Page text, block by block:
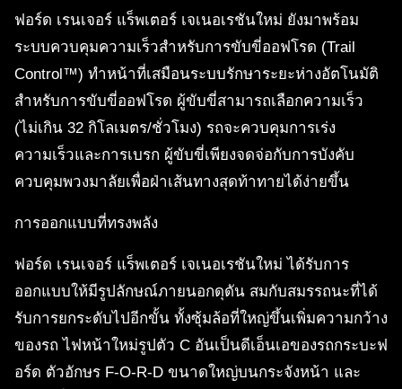
ฟอร์ด เรนเจอร์ แร็พเตอร์ เจเนอเรชันใหม่ ยังมาพร้อม
ระบบควบคุมความเร็วสำหรับการขับขี่ออฟโรด (Trail
Control™) ทำหน้าที่เสมือนระบบรักษาระยะห่างอัตโนมัติ
สำหรับการขับขี่ออฟโรด ผู้ขับขี่สามารถเลือกความเร็ว
(ไม่เกิน 32 กิโลเมตร/ชั่วโมง) รถจะควบคุมการเร่ง
ความเร็วและการเบรก ผู้ขับขี่เพียงจดจ่อกับการบังคับ
ควบคุมพวงมาลัยเพื่อฝ่าเส้นทางสุดท้าทายได้ง่ายขึ้น
การออกแบบที่ทรงพลัง
ฟอร์ด เรนเจอร์ แร็พเตอร์ เจเนอเรชันใหม่ ได้รับการ
ออกแบบให้มีรูปลักษณ์ภายนอกดุดัน สมกับสมรรถนะที่ได้
รับการยกระดับไปอีกขั้น ทั้งซุ้มล้อที่ใหญ่ขึ้นเพิ่มความกว้าง
ของรถ ไฟหน้าใหม่รูปตัว C อันเป็นดีเอ็นเอของรถกระบะฟ
อร์ด ตัวอักษร F-O-R-D ขนาดใหญ่บนกระจังหน้า และ